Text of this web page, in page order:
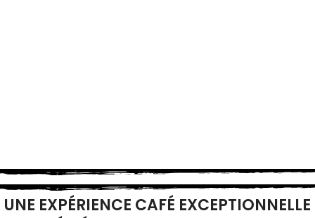
UNE EXPÉRIENCE CAFÉ EXCEPTIONNELLE